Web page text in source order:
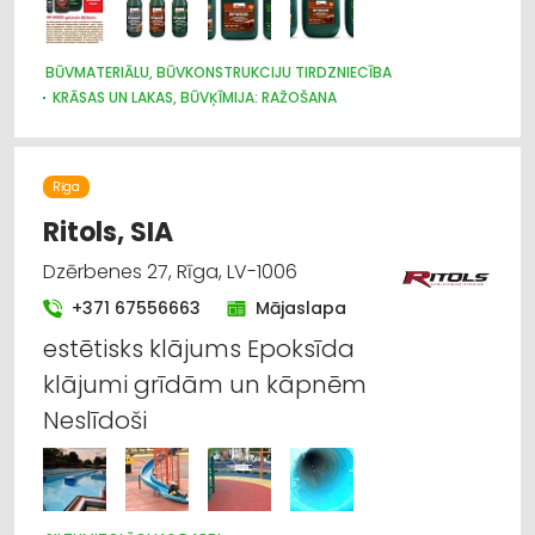
BŪVMATERIĀLU, BŪVKONSTRUKCIJU TIRDZNIECĪBA
KRĀSAS UN LAKAS, BŪVĶĪMIJA: RAŽOŠANA
ĶĪMISKĀS PRECES
APDARES MATERIĀLI: RAŽOŠANA
VĀRTI, ŽOGI
Rīga
Ritols, SIA
Dzērbenes 27, Rīga, LV-1006
+371 67556663 Mājaslapa
estētisks klājums Epoksīda
klājumi grīdām un kāpnēm
Neslīdoši